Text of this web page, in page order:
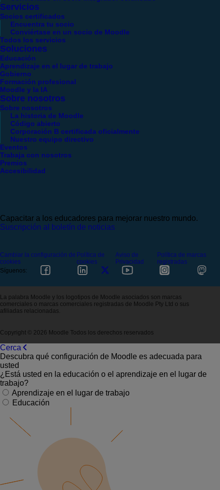
Servicios
Socios certificados
Encuentra tu socio
Conviértase en un socio de Moodle
Todos los servicios
Soluciones
Educación
Aprendizaje en el lugar de trabajo
Gobierno
Formación profesional
Moodle y la IA
Sobre nosotros
Sobre nosotros
La historia de Moodle
Código abierto
Corporación B certificada oficialmente
Nuestro equipo directivo
Eventos
Trabaja con nosotros
Premios
Accesibilidad
Capacitar a los educadores para mejorar nuestro mundo.
Suscripción al boletín de noticias
Cambiar la configuración de
cookies
Política de
cookies
Aviso de
Privacidad
Política de marcas
registradas
Síguenos:
La palabra Moodle y los logotipos de Moodle asociados son marcas
comerciales o marcas comerciales registradas de Moodle Pty Ltd o sus
afiliadas relacionadas.
Copyright © 2026 Moodle Todos los derechos reservados
Cerca
Descubra qué configuración de Moodle es adecuada para
usted
¿Está usted en la educación o el aprendizaje en el lugar de
trabajo?
Aprendizaje en el lugar de trabajo
Educación